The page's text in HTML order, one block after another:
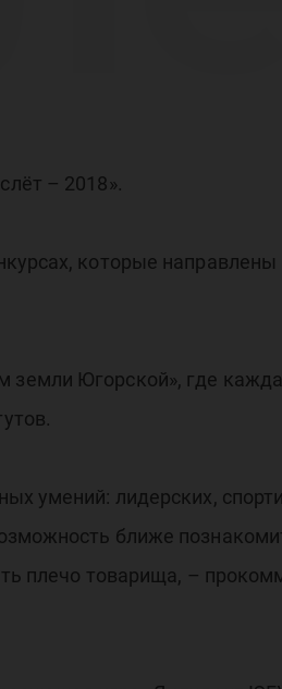
– 2018».
которые
Югорской», где
умений: лидерских,
ближе
плечо товарища, –